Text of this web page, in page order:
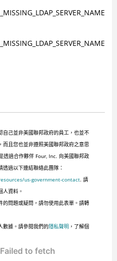
自己並非美國聯邦政府的員工，也並不
而且您也並非遵照美國聯邦政府之意思
透過合作夥伴 Four, Inc. 向美國聯邦政
過以下連結聯絡此團隊：
us-government-contact. 請
人資料。
的問題或疑問，請勿使用此表單。請轉
數據。請參閱我們的隱私聲明 ，了解個